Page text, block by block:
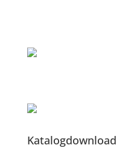
Katalogdownload